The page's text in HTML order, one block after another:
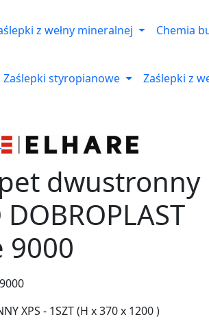
z wełny mineralnej Chemia
Zaślepki styropianowe Zaślepki z
dwustronny
DOBROPLAST
9000
XPS - 1SZT (H x 370 x 1200 )